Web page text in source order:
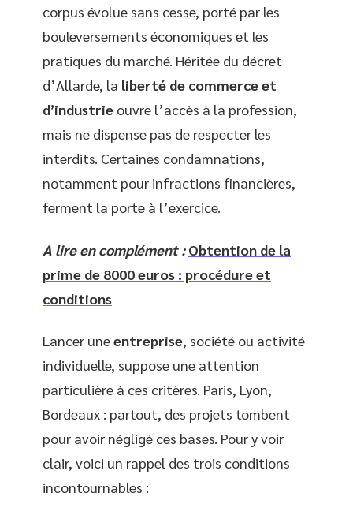
corpus évolue sans cesse, porté par les
bouleversements économiques et les
pratiques du marché. Héritée du décret
d’Allarde, la liberté de commerce et
d’industrie ouvre l’accès à la profession,
mais ne dispense pas de respecter les
interdits. Certaines condamnations,
notamment pour infractions financières,
ferment la porte à l’exercice.
A lire en complément : Obtention de la
prime de 8000 euros : procédure et
conditions
Lancer uneentreprise, société ou activité
individuelle, suppose une attention
particulière à ces critères. Paris, Lyon,
Bordeaux : partout, des projets tombent
pour avoir négligé ces bases. Pour y voir
clair, voici un rappel des trois conditions
incontournables :